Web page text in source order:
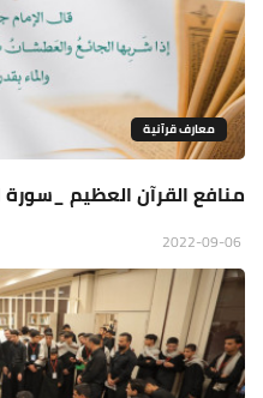
معارف قرآنية
منافع القرآن العظيم _سورة